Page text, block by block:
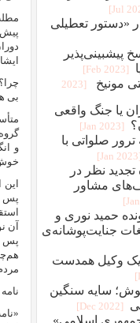
پیش
ایشان
بی
و
پس
آن
پس
«دستور تعطیلی
پیشبینی‌پذیر
[2023 Feb]
مونیخ
[2023
یا جنگ واقعی
[2023 Jan]
صلواتی با
[2023 Jan]
نظر در
مشاور
حمید نوری و
جنایت‌پوشانه‌ی
یک وکیل همدست
سایه سنگین
[2022 Dec]
اسلامی»